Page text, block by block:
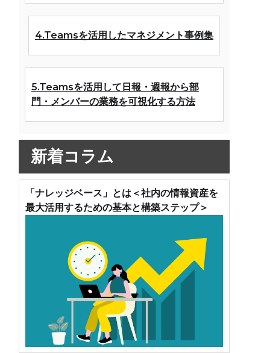
4.Teamsを活用したマネジメント事例集
5.Teamsを活用して日報・週報から部
門・メンバーの業務を可視化する方法
新着コラム
「ナレッジベース」とは＜社内の情報資産を
最大活用するための基本と構築ステップ＞